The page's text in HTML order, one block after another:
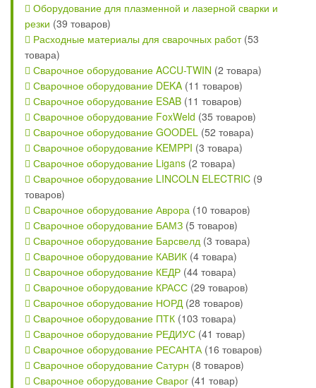
Оборудование для плазменной и лазерной сварки и
резки (39 товаров)
Расходные материалы для сварочных работ (53
товара)
Сварочное оборудование ACCU-TWIN (2 товара)
Сварочное оборудование DEKA (11 товаров)
Сварочное оборудование ESAB (11 товаров)
Сварочное оборудование FoxWeld (35 товаров)
Сварочное оборудование GOODEL (52 товара)
Сварочное оборудование KEMPPI (3 товара)
Сварочное оборудование Ligans (2 товара)
Сварочное оборудование LINCOLN ELECTRIC (9
товаров)
Сварочное оборудование Аврора (10 товаров)
Сварочное оборудование БАМЗ (5 товаров)
Сварочное оборудование Барсвелд (3 товара)
Сварочное оборудование КАВИК (4 товара)
Сварочное оборудование КЕДР (44 товара)
Сварочное оборудование КРАСС (29 товаров)
Сварочное оборудование НОРД(28 товаров)
Сварочное оборудование ПТК (103 товара)
Сварочное оборудование РЕДИУС (41 товар)
Сварочное оборудование РЕСАНТА(16 товаров)
Сварочное оборудование Сатурн (8 товаров)
Сварочное оборудование Сварог (41 товар)